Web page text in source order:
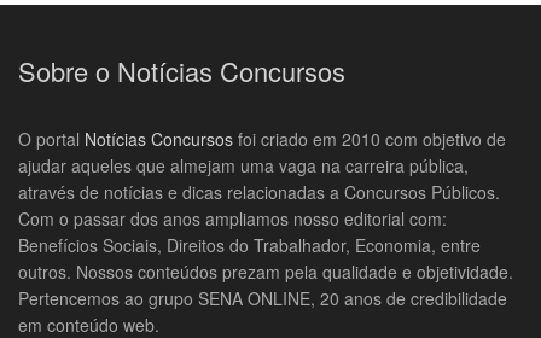
Sobre o Notícias Concursos
O portal Notícias Concursos foi criado em 2010 com objetivo de
ajudar aqueles que almejam uma vaga na carreira pública,
através de notícias e dicas relacionadas a Concursos Públicos.
Com o passar dos anos ampliamos nosso editorial com:
Benefícios Sociais, Direitos do Trabalhador, Economia, entre
outros. Nossos conteúdos prezam pela qualidade e objetividade.
Pertencemos ao grupo SENA ONLINE, 20 anos de credibilidade
em conteúdo web.